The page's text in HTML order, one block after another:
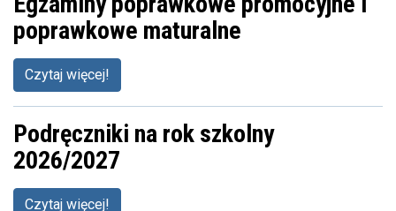
poprawkowe maturalne
Czytaj więcej!
Podręczniki na rok szkolny
2026/2027
Czytaj więcej!